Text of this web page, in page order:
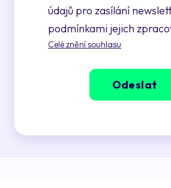
údajů pro zasílání
podmínkami jejich
Celé znění souhlasu
Odeslat